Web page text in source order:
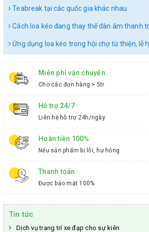
Teabreak tại các quốc gia khác nhau
Cách loa kéo đang thay thế dàn âm thanh
Ứng dụng loa kéo trong hội chợ từ thiện, lễ
Miễn phí vận chuyển
Cho các đơn hàng > 5tr
Hỗ trợ 24/7
Liên hệ hỗ trợ 24h/ngày
Hoàn tiền 100%
Nếu sản phẩm bị lỗi, hư hỏng
Thanh toán
Được bảo mật 100%
Tin tức
Dịch vụ trang trí xe đạp cho sự kiên